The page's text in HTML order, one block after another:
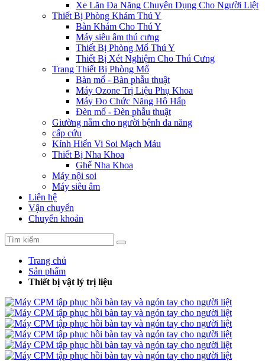
Xe Lăn Đa Năng Chuyên Dụng Cho Người Liệt
Thiết Bị Phòng Khám Thú Y
Bàn Khám Cho Thú Y
Máy siêu âm thú cưng
Thiết Bị Phòng Mổ Thú Y
Thiết Bị Xét Nghiệm Cho Thú Cưng
Trang Thiết Bị Phòng Mổ
Bàn mổ - Bàn phẫu thuật
Máy Ozone Trị Liệu Phụ Khoa
Máy Đo Chức Năng Hô Hấp
Đèn mổ - Đèn phẫu thuật
Giường nằm cho người bệnh đa năng
cấp cứu
Kính Hiển Vi Soi Mạch Máu
Thiết Bị Nha Khoa
Ghế Nha Khoa
Máy nội soi
Máy siêu âm
Liên hệ
Vận chuyển
Chuyển khoản
Trang chủ
Sản phẩm
Thiết bị vật lý trị liệu